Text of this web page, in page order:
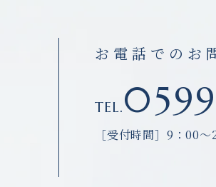
お電話でのお
TEL.
［受付時間］9：00